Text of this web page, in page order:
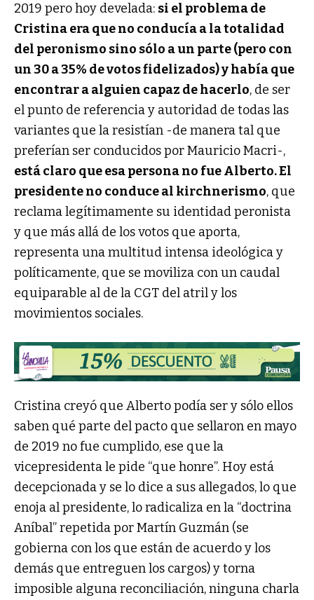
2019 pero hoy develada: si el problema de
Cristina era que no conducía a la totalidad
del peronismo sino sólo a un parte (pero con
un 30 a 35% de votos fidelizados) y había que
encontrar a alguien capaz de hacerlo, de ser
el punto de referencia y autoridad de todas las
variantes que la resistían -de manera tal que
preferían ser conducidos por Mauricio Macri-,
está claro que esa persona no fue Alberto. El
presidente no conduce al kirchnerismo, que
reclama legítimamente su identidad peronista
y que más allá de los votos que aporta,
representa una multitud intensa ideológica y
políticamente, que se moviliza con un caudal
equiparable al de la CGT del atril y los
movimientos sociales.
Cristina creyó que Alberto podía ser y sólo ellos
saben qué parte del pacto que sellaron en mayo
de 2019 no fue cumplido, ese que la
vicepresidenta le pide “que honre”. Hoy está
decepcionada y se lo dice a sus allegados, lo que
enoja al presidente, lo radicaliza en la “doctrina
Aníbal” repetida por Martín Guzmán (se
gobierna con los que están de acuerdo y los
demás que entreguen los cargos) y torna
imposible alguna reconciliación, ninguna charla